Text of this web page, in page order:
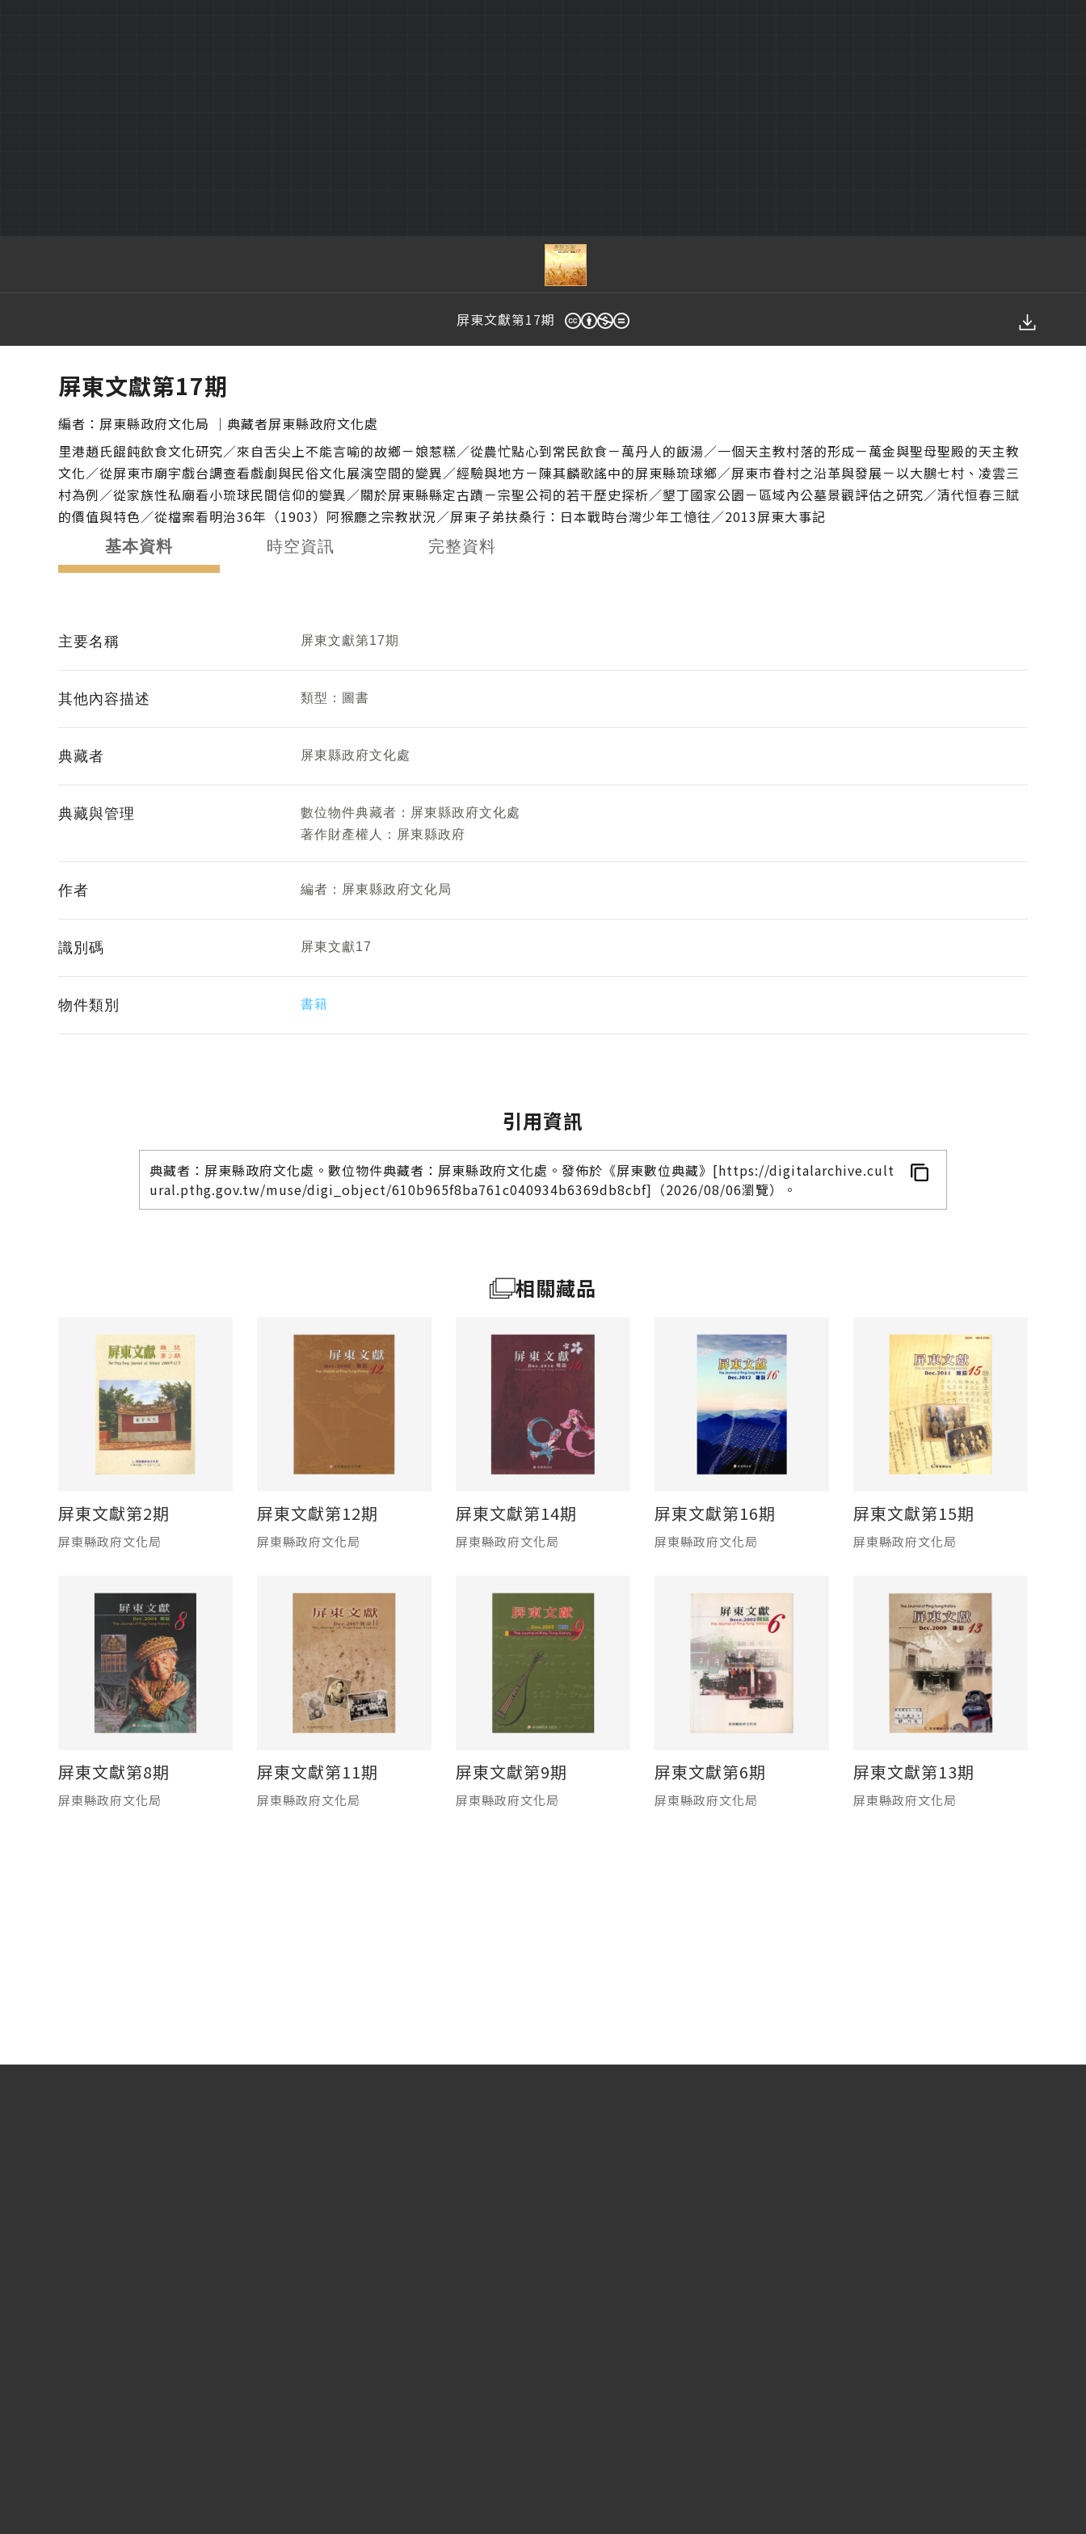
屏東文獻第17期
您在這裡
屏東文獻第17期
編者： 屏東縣政府文化局 ｜ 典藏者屏東縣政府文化處
里港趙氏餛飩飲食文化研究／來自舌尖上不能言喻的故鄉－娘惹糕／從農忙點心到常民飲食－萬丹人的飯湯／一個天主教村落的形成－萬金與聖母聖殿的天主教
文化／從屏東市廟宇戲台調查看戲劇與民俗文化展演空間的變異／經驗與地方－陳其麟歌謠中的屏東縣琉球鄉／屏東市眷村之沿革與發展－以大鵬七村、凌雲三
村為例／從家族性私廟看小琉球民間信仰的變異／關於屏東縣縣定古蹟－宗聖公祠的若干歷史探析／墾丁國家公園－區域內公墓景觀評估之研究／清代恒春三賦
的價值與特色／從檔案看明治36年（1903）阿猴廳之宗教狀況／屏東子弟扶桑行：日本戰時台灣少年工憶往／2013屏東大事記
基本資料 時空資訊 完整資料
主要名稱 屏東文獻第17期
其他內容描述 類型： 圖書
典藏者 屏東縣政府文化處
典藏與管理 數位物件典藏者： 屏東縣政府文化處
著作財產權人： 屏東縣政府
作者 編者： 屏東縣政府文化局
識別碼 屏東文獻17
物件類別 書籍
引用資訊
典藏者：屏東縣政府文化處。數位物件典藏者：屏東縣政府文化處。發佈於《屏東數位典藏》[https://digitalarchive.cult
ural.pthg.gov.tw/muse/digi_object/610b965f8ba761c040934b6369db8cbf]（2026/08/06瀏覽）。
相關藏品
屏東文獻第2期
屏東縣政府文化局
屏東文獻第12期
屏東縣政府文化局
屏東文獻第14期
屏東縣政府文化局
屏東文獻第16期
屏東縣政府文化局
屏東文獻第15期
屏東縣政府文化局
屏東文獻第8期
屏東縣政府文化局
屏東文獻第11期
屏東縣政府文化局
屏東文獻第9期
屏東縣政府文化局
屏東文獻第6期
屏東縣政府文化局
屏東文獻第13期
屏東縣政府文化局